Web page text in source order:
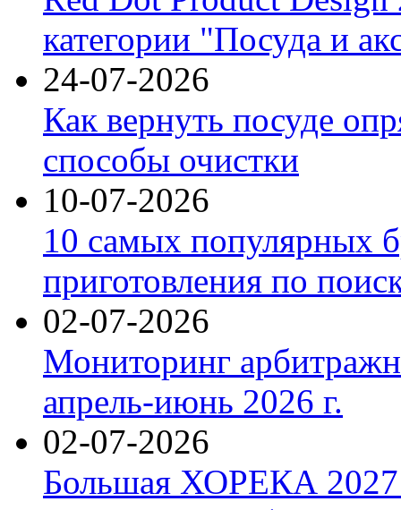
категории "Посуда и
24-07-2026
Как вернуть посуде
способы очистки
10-07-2026
10 самых популярных
приготовления по
02-07-2026
Мониторинг
апрель-июнь 2026 г.
02-07-2026
Большая ХОРЕКА 2027: